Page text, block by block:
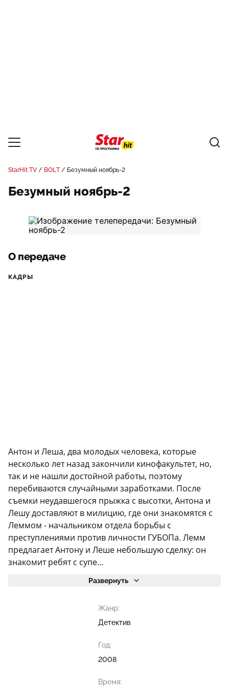
StarHit TV BOLT Безумный ноябрь-2
Безумный ноябрь-2
О передаче
КАДРЫ
Антон и Леша, два молодых человека, которые
несколько лет назад закончили кинофакультет, но,
так и не нашли достойной работы, поэтому
перебиваются случайными заработками. После
съемки неудавшегося прыжка с высотки, Антона и
Лешу доставляют в милицию, где они знакомятся с
Леммом - начальником отдела борьбы с
преступлениями против личности ГУБОПа. Лемм
предлагает Антону и Леше небольшую сделку: он
знакомит ребят с супе...
Развернуть
Жанр:
Детектив
Год:
2008
Время: